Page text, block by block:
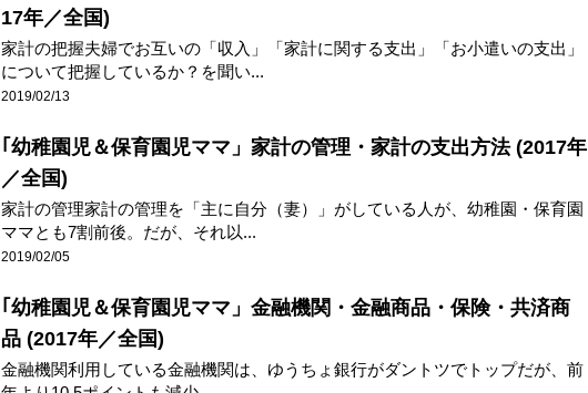
17年／全国)
家計の把握夫婦でお互いの「収入」「家計に関する支出」「お小遣いの支出」
について把握しているか？を聞い...
2019/02/13
｢幼稚園児＆保育園児ママ」家計の管理・家計の支出方法 (2017年
／全国)
家計の管理家計の管理を「主に自分（妻）」がしている人が、幼稚園・保育園
ママとも7割前後。だが、それ以...
2019/02/05
｢幼稚園児＆保育園児ママ」金融機関・金融商品・保険・共済商
品 (2017年／全国)
金融機関利用している金融機関は、ゆうちょ銀行がダントツでトップだが、前